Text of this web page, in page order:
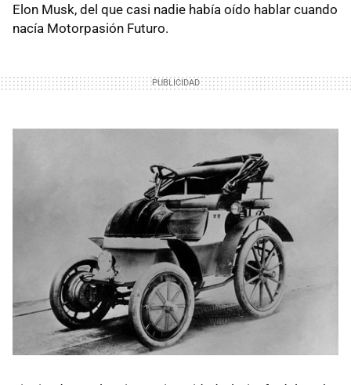
Elon Musk, del que casi nadie había oído hablar cuando
nacía Motorpasión Futuro.